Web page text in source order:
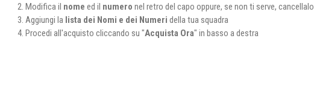
Modifica il nome ed il numero nel retro del capo oppure, se non ti serve, cancellalo
Aggiungi la lista dei Nomi e dei Numeri della tua squadra
Procedi all'acquisto cliccando su "Acquista Ora" in basso a destra